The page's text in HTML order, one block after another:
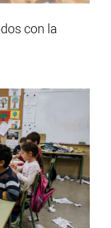
con la